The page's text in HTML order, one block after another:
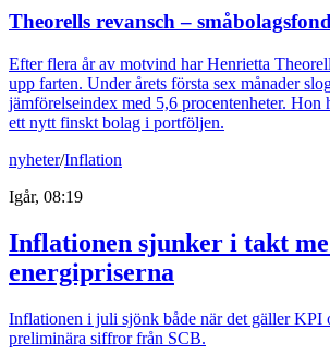
Theorells revansch –
Efter flera år av motvind har Henrietta
upp farten. Under årets första sex månader
jämförelseindex med 5,6 procentenheter. Hon
ett nytt finskt bolag i portföljen.
nyheter/Inflation
Igår, 08:19
Inflationen sjunker i takt
energipriserna
Inflationen i juli sjönk både när det gäller KPI
preliminära siffror från SCB.